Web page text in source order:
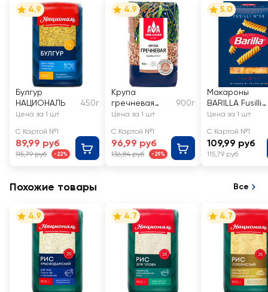
4.9
Булгур
НАЦИОНАЛЬ
450г
Цена за 1 шт
С Картой №1
89,99 руб
115,79 руб -22%
4.9
Крупа
гречневая
АГРО-АЛЬЯНС
Элитная
высший сорт
900г
Цена за 1 шт
С Картой №1
96,99 руб
136,84 руб -29%
5.0
Макароны
BARILLA Fusilli
n.98 из твердых
пшеницы
группа А
высший сорт
Цена за 1 шт
С Картой №1
109,99 руб
115,79 руб
Похожие товары Все
4.9 4.7 4.7